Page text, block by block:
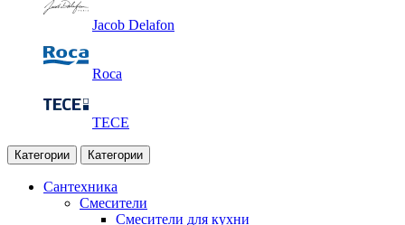
Jacob Delafon
Roca
TECE
Категории Категории
Сантехника
Смесители
Смесители для кухни